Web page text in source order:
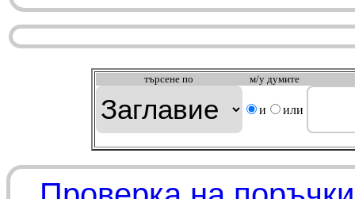
търсeне по м/у думите
и или